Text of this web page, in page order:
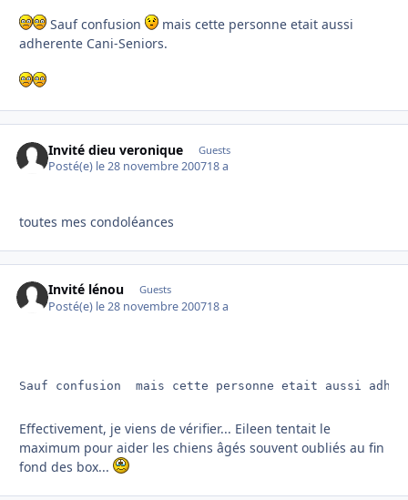
Sauf confusion
mais cette personne etait aussi
adherente Cani-Seniors.
Invité dieu veronique Guests
Posté(e) le 28 novembre 200718 a
toutes mes condoléances
Invité lénou Guests
Posté(e) le 28 novembre 200718 a
Sauf confusion  mais cette personne etait aussi
Effectivement, je viens de vérifier... Eileen tentait le
maximum pour aider les chiens âgés souvent oubliés au fin
fond des box...